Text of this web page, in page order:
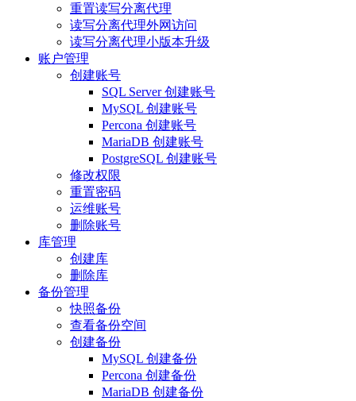
重置读写分离代理
读写分离代理外网访问
读写分离代理小版本升级
账户管理
创建账号
SQL Server 创建账号
MySQL 创建账号
Percona 创建账号
MariaDB 创建账号
PostgreSQL 创建账号
修改权限
重置密码
运维账号
删除账号
库管理
创建库
删除库
备份管理
快照备份
查看备份空间
创建备份
MySQL 创建备份
Percona 创建备份
MariaDB 创建备份